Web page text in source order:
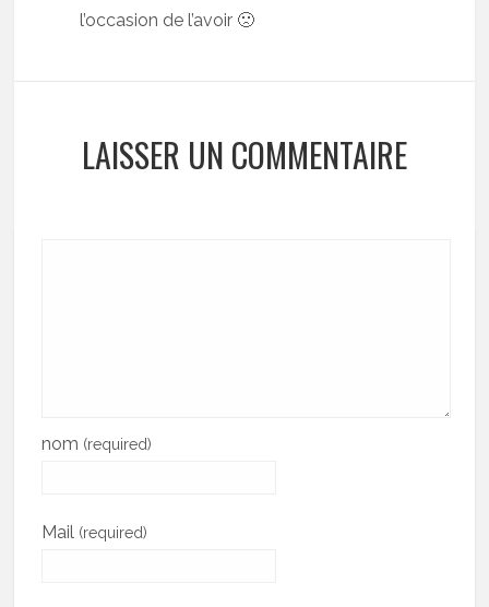
l’occasion de l’avoir 🙁
LAISSER UN COMMENTAIRE
nom (required)
Mail (required)